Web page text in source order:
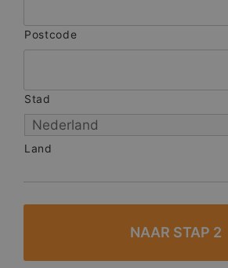
Postcode
Stad
Land